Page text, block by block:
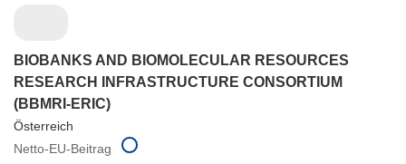
BIOBANKS AND BIOMOLECULAR RESOURCES
RESEARCH INFRASTRUCTURE CONSORTIUM
(BBMRI-ERIC)
Österreich
Netto-EU-Beitrag